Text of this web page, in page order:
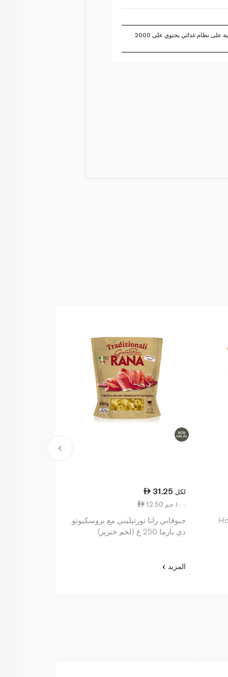
تستند النسبة المئوية للقيم اليومية على نظام غذائي يحتوي على 2000
31.25 لكل
12.50 ١٠٠ جم
جيوفاني رانا تورتيليني مع بروسكيوتو
دي بارما 250 غ (لحم خنزير)
المزيد